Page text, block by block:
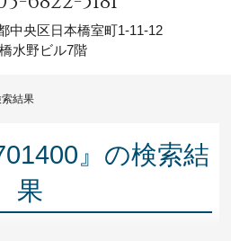
中央区日本橋室町1-11-12
水野ビル7階
結果
』の検索結
果